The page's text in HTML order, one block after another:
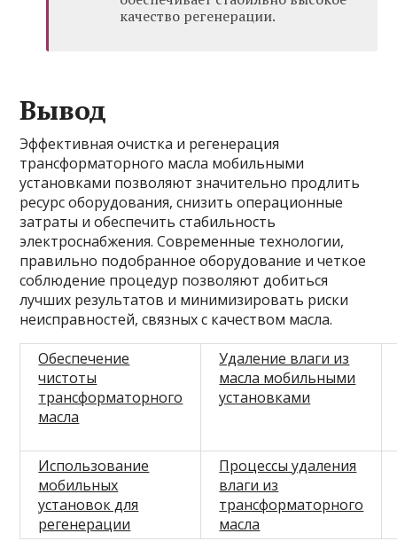
качество регенерации.
Вывод
Эффективная очистка и регенерация
трансформаторного масла мобильными
установками позволяют значительно продлить
ресурс оборудования, снизить операционные
затраты и обеспечить стабильность
электроснабжения. Современные технологии,
правильно подобранное оборудование и четкое
соблюдение процедур позволяют добиться
лучших результатов и минимизировать риски
неисправностей, связных с качеством масла.
Обеспечение
чистоты
трансформаторного
масла
Удаление влаги из
масла мобильными
установками
Использование
мобильных
установок для
регенерации
Процессы удаления
влаги из
трансформаторного
масла